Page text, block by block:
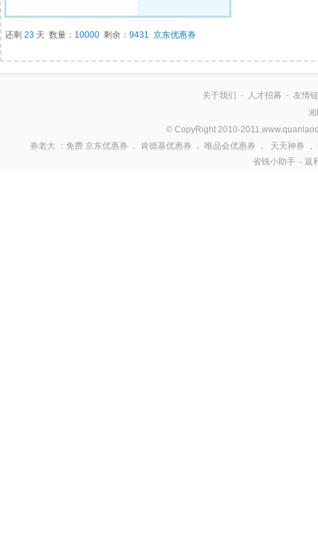
还剩 23 天 数量： 10000 剩余： 9431 京东优惠券
关于我们 - 人才招募 - 友情
© CopyRight 2010-
券老大
：免费 京东优惠券 ， 肯德基优惠券 ， 唯品会优惠券 ， 天天神券 ，
省钱小助手 - 返